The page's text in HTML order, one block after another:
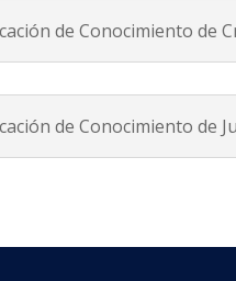
de Conocimiento de
de Conocimiento de